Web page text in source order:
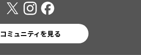
コミュニティを見る